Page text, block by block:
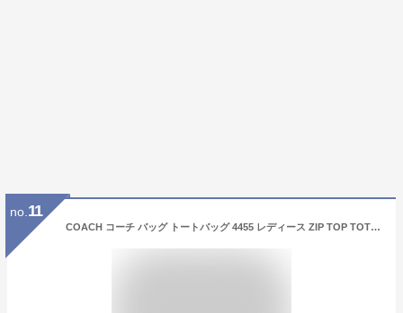
no. 11
COACH コーチ バッグ トートバッグ 4455 レディース ZIP TOP TOTE ジップ トップ トート コーチ アウトレット